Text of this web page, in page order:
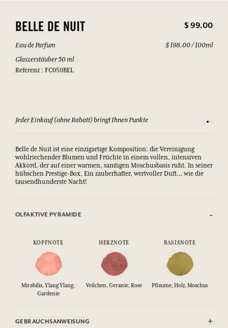
BELLE DE NUIT $ 99.00
Eau de Parfum
Glaszerstäuber 50 ml
Referenz : FC050BEL
$ 198.00 / 100ml
Sehen Sie sich unsere AGBs an
Belle de Nuit ist eine einzigartige Komposition: die Vereinigung
wohlriechender Blumen und Früchte in einem vollen, intensiven
Akkord, der auf einer warmen, samtigen Moschusbasis ruht. In seiner
hübschen Prestige-Box, Ein zauberhafter, wertvoller Duft… wie die
tausendhunderste Nacht!
OLFAKTIVE PYRAMIDE
KOPFNOTE HERZNOTE BASISNOTE
Mirabilis, Ylang Ylang,
Gardenie
Veilchen, Geranie, Rose Pflaume, Holz, Moschus
GEBRAUCHSANWEISUNG